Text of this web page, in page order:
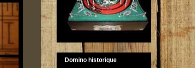
Domino historique